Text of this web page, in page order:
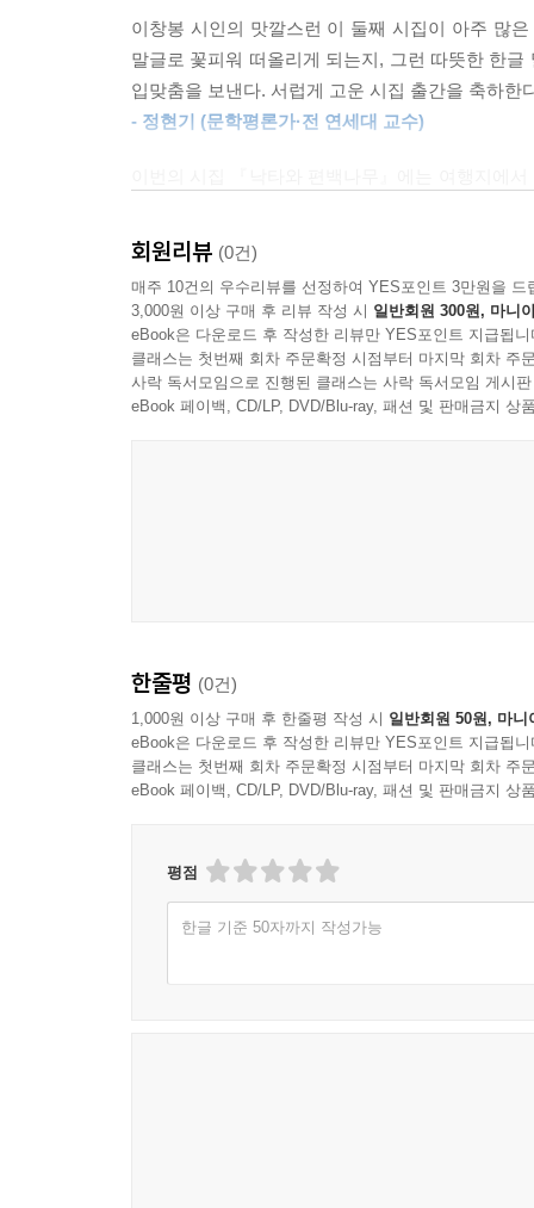
친구의 발소리가 들려
고개를 빼고 두리번거리다
지나가는 바람소리인 게 멋쩍어
단풍나무를 오르던 넝쿨과
먼 우주로 떠난다
괜히 가을나무를 쪼는 새 한 마리만
손짓으로 날려 보내고 있다
--- 「가을 풍경」중에서
이창봉 시인의 맛깔스런 이 둘째 시집이 아주 많
말글로 꽃피워 떠올리게 되는지, 그런 따뜻한 한
입맞춤을 보낸다. 서럽게 고운 시집 출간을 축하한
- 정현기 (문학평론가·전 연세대 교수)
향유하고 있다는 한 방증이기도 하다.이와 같
시인으로서만이 아니라, 향리의 중요한 인물인
되살리어 그를 기리는 사업을 펼치기도 한 것으로
- 윤석산 (한국시인협회 회장·한양대 명예교수)
회원리뷰 (0건)
매주 10건의 우수리뷰를 선정하여 YES포인트 3만원을 드
3,000원 이상 구매 후 리뷰 작성 시 일반회원 300원, 마니
eBook은 다운로드 후 작성한 리뷰만 YES포인트 지급됩니
클래스는 첫번째 회차 주문확정 시점부터 마지막 회차 주
사락 독서모임으로 진행된 클래스는 사락 독서모임 게시
eBook 페이백, CD/LP, DVD/Blu-ray, 패션 및 판매금지 상
한줄평 (0건)
1,000원 이상 구매 후 한줄평 작성 시 일반회원 50원, 마니
eBook은 다운로드 후 작성한 리뷰만 YES포인트 지급됩니
클래스는 첫번째 회차 주문확정 시점부터 마지막 회차 주
eBook 페이백, CD/LP, DVD/Blu-ray, 패션 및 판매금지 상
평점
한글 기준 50자까지 작성가능